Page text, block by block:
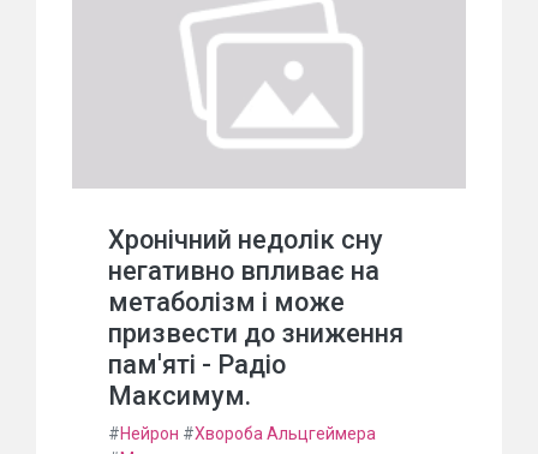
Хронічний недолік сну
негативно впливає на
метаболізм і може
призвести до зниження
пам'яті - Радіо
Максимум.
#Нейрон #Хвороба Альцгеймера